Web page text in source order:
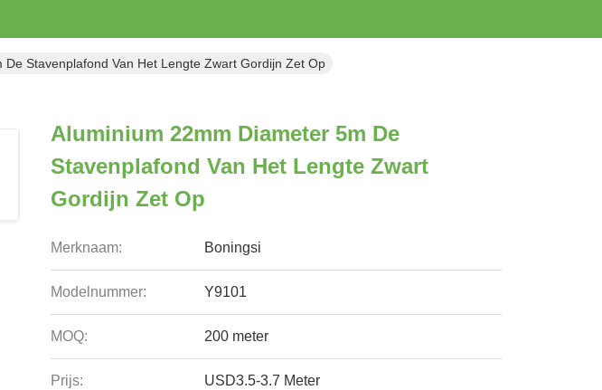
Stavenplafond Van Het Lengte Zwart Gordijn Zet Op
Aluminium 22mm Diameter 5m De
Stavenplafond Van Het Lengte Zwart
Gordijn Zet Op
Merknaam: Boningsi
Modelnummer: Y9101
MOQ: 200 meter
Prijs: USD3.5-3.7 Meter